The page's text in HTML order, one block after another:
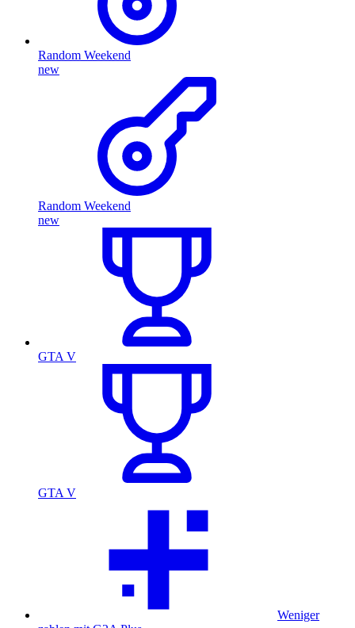
Random Weekend
new
Random Weekend
new
GTA V
GTA V
Weniger